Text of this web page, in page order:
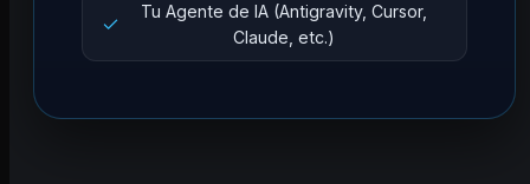
Tu Agente de IA (Antigravity, Cursor,
Claude, etc.)